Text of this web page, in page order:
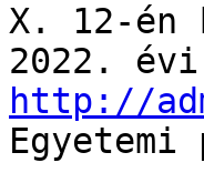
X. 12-én
http://